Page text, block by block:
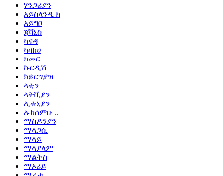
ሃንጋሪያን
አይስላንዲ ክ
አይግቦ
ጃቫኒስ
ካናዳ
ካዛክሀ
ክመር
ኩርዲሽ
ክይርግያዝ
ላቲን
ላትቪያን
ሊቱኒያን
ሉክሰምቡ ..
ማስዶንያን
ማላጋሲ
ማላይ
ማላያላም
ማልትስ
ማኦሪይ